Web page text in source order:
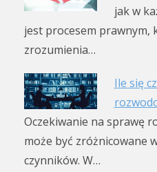
jak w
jest procesem prawnym,
zrozumienia…
Ile się
Oczekiwanie na sprawę
może być zróżnicowane
czynników. W…